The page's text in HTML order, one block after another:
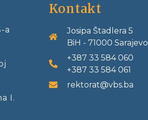
a
I.
Kontakt
Josipa Štadlera 5
BiH - 71000 Sarajevo
+387 33 584 060
+387 33 584 061
rektorat@vbs.ba